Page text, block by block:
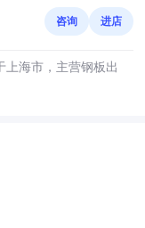
咨询 进店
上海市，主营钢板出